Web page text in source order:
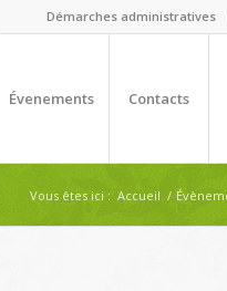
Démarches administratives
Évenements Contacts
Vous êtes ici : Accueil /